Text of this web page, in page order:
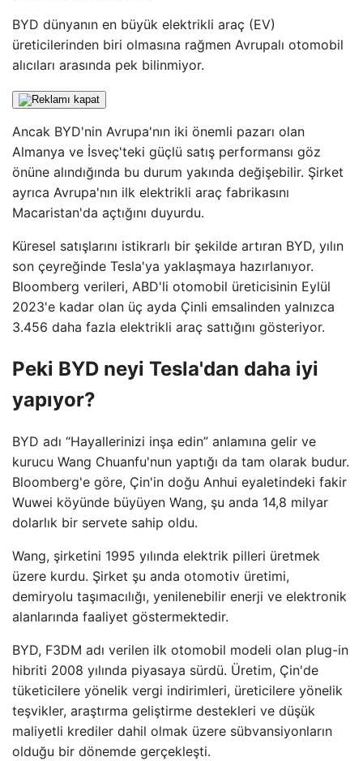
BYD dünyanın en büyük elektrikli araç (EV)
üreticilerinden biri olmasına rağmen Avrupalı ​​otomobil
alıcıları arasında pek bilinmiyor.
Ancak BYD'nin Avrupa'nın iki önemli pazarı olan
Almanya ve İsveç'teki güçlü satış performansı göz
önüne alındığında bu durum yakında değişebilir. Şirket
ayrıca Avrupa'nın ilk elektrikli araç fabrikasını
Macaristan'da açtığını duyurdu.
Küresel satışlarını istikrarlı bir şekilde artıran BYD, yılın
son çeyreğinde Tesla'ya yaklaşmaya hazırlanıyor.
Bloomberg verileri, ABD'li otomobil üreticisinin Eylül
2023'e kadar olan üç ayda Çinli emsalinden yalnızca
3.456 daha fazla elektrikli araç sattığını gösteriyor.
Peki BYD neyi Tesla'dan daha iyi
yapıyor?
BYD adı “Hayallerinizi inşa edin” anlamına gelir ve
kurucu Wang Chuanfu'nun yaptığı da tam olarak budur.
Bloomberg'e göre, Çin'in doğu Anhui eyaletindeki fakir
Wuwei köyünde büyüyen Wang, şu anda 14,8 milyar
dolarlık bir servete sahip oldu.
Wang, şirketini 1995 yılında elektrik pilleri üretmek
üzere kurdu. Şirket şu anda otomotiv üretimi,
demiryolu taşımacılığı, yenilenebilir enerji ve elektronik
alanlarında faaliyet göstermektedir.
BYD, F3DM adı verilen ilk otomobil modeli olan plug-in
hibriti 2008 yılında piyasaya sürdü. Üretim, Çin'de
tüketicilere yönelik vergi indirimleri, üreticilere yönelik
teşvikler, araştırma geliştirme destekleri ve düşük
maliyetli krediler dahil olmak üzere sübvansiyonların
olduğu bir dönemde gerçekleşti.